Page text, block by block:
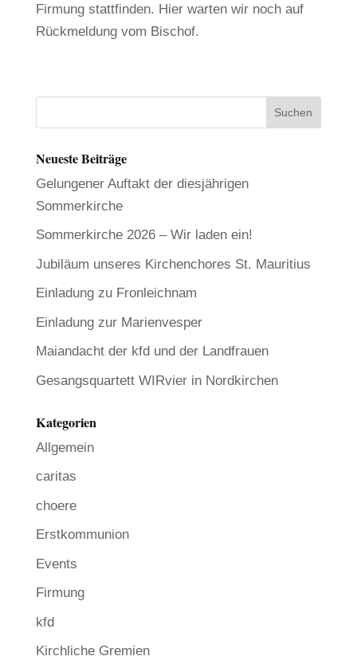
Firmung stattfinden. Hier warten wir noch auf
Rückmeldung vom Bischof.
Neueste Beiträge
Gelungener Auftakt der diesjährigen
Sommerkirche
Sommerkirche 2026 – Wir laden ein!
Jubiläum unseres Kirchenchores St. Mauritius
Einladung zu Fronleichnam
Einladung zur Marienvesper
Maiandacht der kfd und der Landfrauen
Gesangsquartett WIRvier in Nordkirchen
Kategorien
Allgemein
caritas
choere
Erstkommunion
Events
Firmung
kfd
Kirchliche Gremien